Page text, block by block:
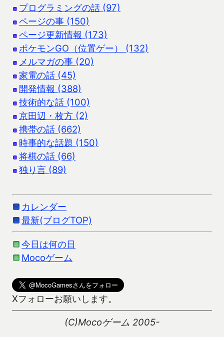
プログラミングの話 (97)
ページの事 (150)
ページ更新情報 (173)
ポケモンGO（位置ゲー） (132)
メルマガの事 (20)
家電の話 (45)
開発情報 (388)
技術的な話 (100)
京田辺・枚方 (2)
携帯の話 (662)
時事的な話題 (150)
将棋の話 (66)
独り言 (89)
カレンダー
最新(ブログTOP)
今日は何の日
Mocoゲーム
Xフォローお願いします。
(C)Mocoゲーム 2005-